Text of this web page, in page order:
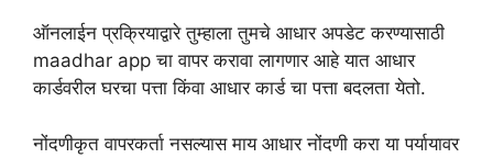
ऑनलाईन प्रक्रियाद्वारे तुम्हाला तुमचे आधार अपडेट करण्यासाठी
maadhar app चा वापर करावा लागणार आहे यात आधार
कार्डवरील घरचा पत्ता किंवा आधार कार्ड चा पत्ता बदलता येतो.
नोंदणीकृत वापरकर्ता नसल्यास माय आधार नोंदणी करा या पर्यायावर